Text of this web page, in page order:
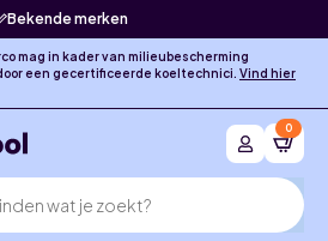
Bekende merken
mag in kader van milieubescherming
een gecertificeerde koeltechnici. Vind hier
0